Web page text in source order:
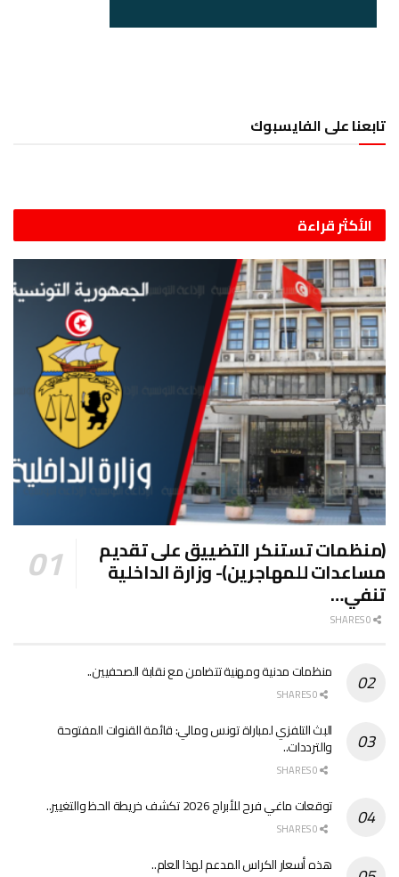
تابعنا على الفايسبوك
الأكثر قراءة
(منظمات تستنكر التضييق على تقديم
مساعدات للمهاجرين)- وزارة الداخلية
تنفي…
منظمات مدنية ومهنية تتضامن مع نقابة الصحفيين..
البث التلفزي لمباراة تونس ومالي: قائمة القنوات المفتوحة
والترددات..
توقعات ماغي فرح للأبراج 2026 تكشف خريطة الحظ والتغيير..
هذه أسعار الكراس المدعم لهذا العام..